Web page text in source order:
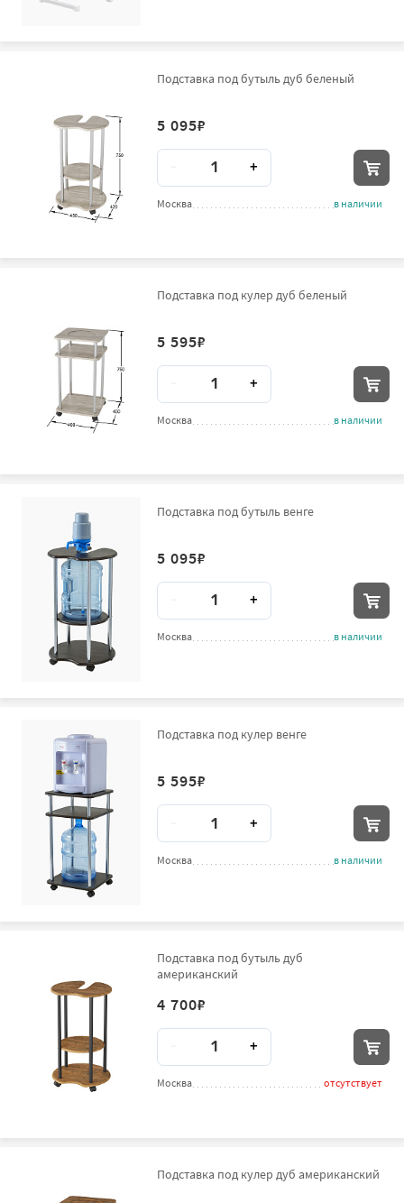
Подставка под бутыль дуб беленый
5 095₽
Количество
+
Москва в наличии
Подставка под кулер дуб беленый
5 595₽
Количество
+
Москва в наличии
Подставка под бутыль венге
5 095₽
Количество
+
Москва в наличии
Подставка под кулер венге
5 595₽
Количество
+
Москва в наличии
Подставка под бутыль дуб
американский
4 700₽
Количество
+
Москва отсутствует
Подставка под кулер дуб американский